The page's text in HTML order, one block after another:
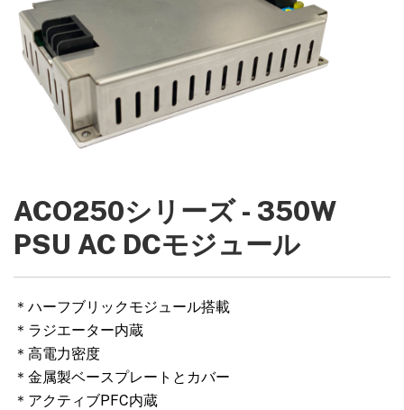
ACO250シリーズ - 350W
PSU AC DCモジュール
＊ハーフブリックモジュール搭載
＊ラジエーター内蔵
＊高電力密度
＊金属製ベースプレートとカバー
＊アクティブPFC内蔵